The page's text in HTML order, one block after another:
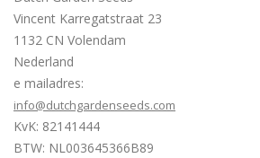
Vincent Karregatstraat 23
1132 CN Volendam
Nederland
e mailadres:
info@dutchgardenseeds.com
KvK: 82141444
BTW: NL003645366B89